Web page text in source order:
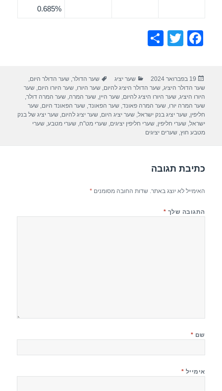
0.685%
F
e
b
o
o
T
er
e
פורסם
בתאריך
19 בפברואר 2024 קטגוריות
שער יציג תגיות
שער הדולר,שער הדולר היום,
שער הדולר היציג,שער הדולר היציג להיום,שער היורו,שער היורו היום,שער
היורו היציג,שער היורו היציג להיום,שער היין,שער המרה,שער המרה דולר,
שער המרה יורו,שער המרה פאונד,שער הפאונד,שער הפאונד היום,שער
חליפין,שער יציג בנק ישראל,שער יציג היום,שער יציג להיום,שער יציג של בנק
ישראל,שערי חליפין,שערי חליפין יציגים,שערי מט"ח,שערי מטבע,שערי
מטבע חוץ,שערים יציגים
כתיבת תגובה
האימייל לא יוצג באתר. שדות החובה מסומנים*
התגובה שלך *
שם *
אימייל *